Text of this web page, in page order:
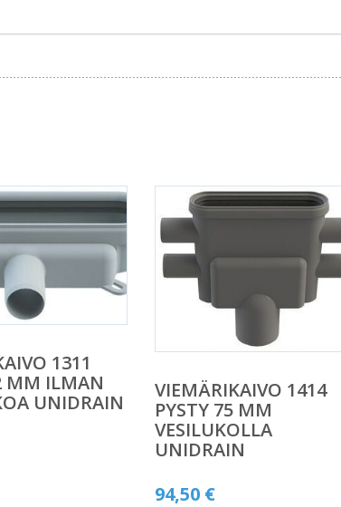
1311
MM ILMAN
UNIDRAIN
VIEMÄRIKAIVO 1414
PYSTY 75 MM
VESILUKOLLA
UNIDRAIN
94,50 €